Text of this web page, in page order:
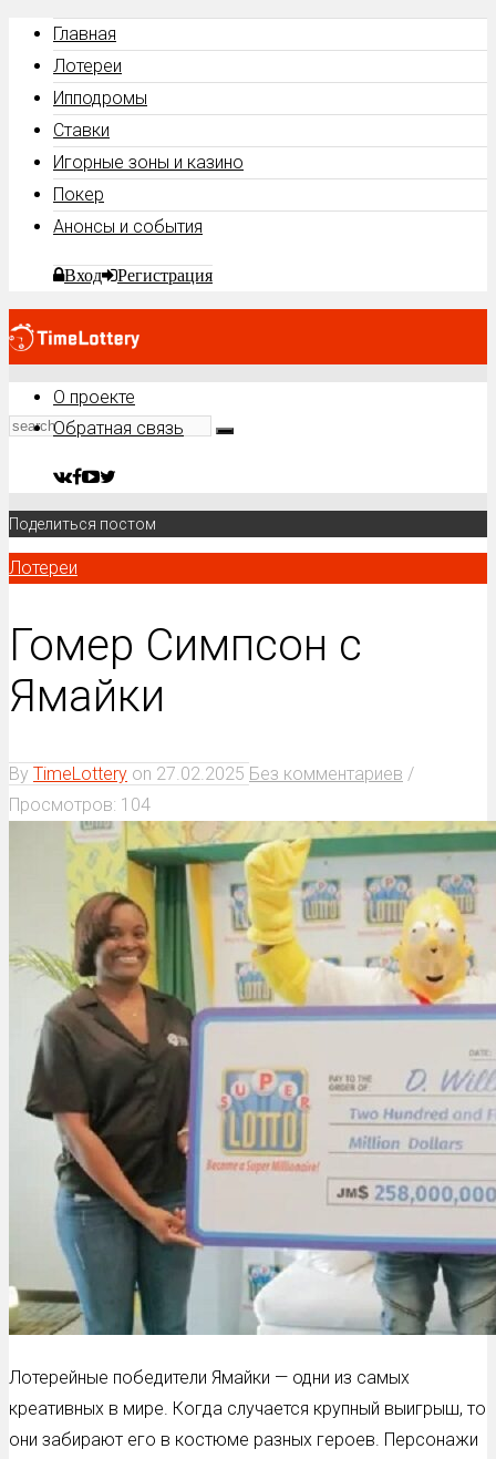
Главная
Лотереи
Ипподромы
Ставки
Игорные зоны и казино
Покер
Анонсы и события
Вход Регистрация
О проекте
Обратная связь
Поделиться постом
Лотереи
Гомер Симпсон с
Ямайки
By TimeLottery on 27.02.2025 Без комментариев /
Просмотров: 104
Лотерейные победители Ямайки — одни из самых
креативных в мире. Когда случается крупный выигрыш, то
они забирают его в костюме разных героев. Персонажи